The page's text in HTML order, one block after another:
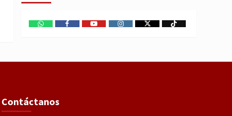
WhatsAppFacebookYoutubeInstagram
X TikTok
Contáctanos